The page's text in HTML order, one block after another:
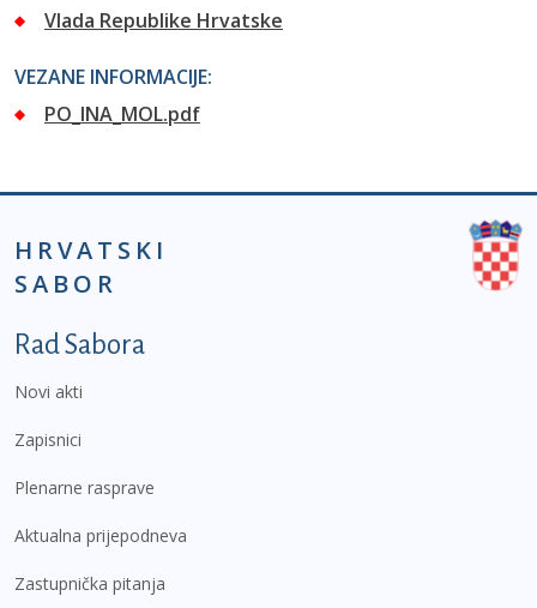
Vlada Republike Hrvatske
VEZANE INFORMACIJE:
PO_INA_MOL.pdf
HRVATSKI
SABOR
Podnožje prvi izbornik
Rad Sabora
Novi akti
Zapisnici
Plenarne rasprave
Aktualna prijepodneva
Zastupnička pitanja